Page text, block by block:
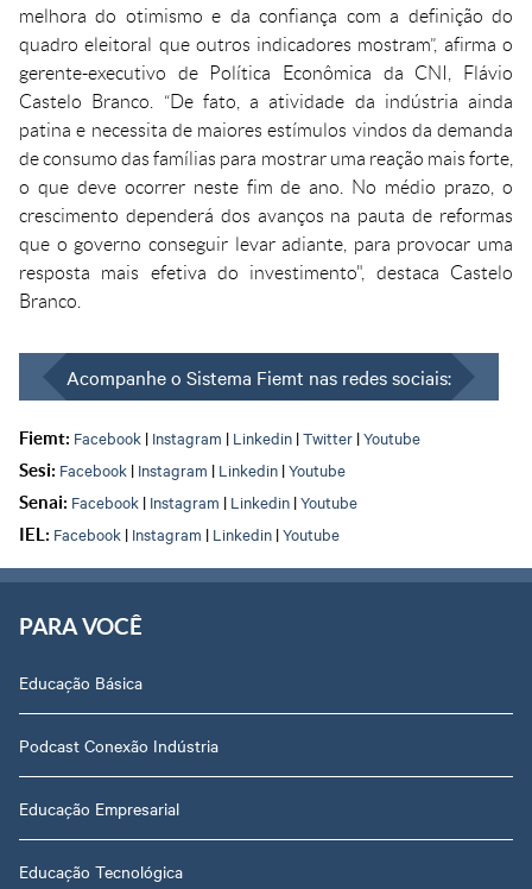
melhora do otimismo e da confiança com a definição do
quadro eleitoral que outros indicadores mostram”, afirma o
gerente-executivo de Política Econômica da CNI, Flávio
Castelo Branco. “De fato, a atividade da indústria ainda
patina e necessita de maiores estímulos vindos da demanda
de consumo das famílias para mostrar uma reação mais forte,
o que deve ocorrer neste fim de ano. No médio prazo, o
crescimento dependerá dos avanços na pauta de reformas
que o governo conseguir levar adiante, para provocar uma
resposta mais efetiva do investimento", destaca Castelo
Branco.
Acompanhe o Sistema Fiemt nas redes sociais:
Fiemt: Facebook | Instagram | Linkedin |Twitter |Youtube
Sesi: Facebook | Instagram | Linkedin |Youtube
Senai: Facebook | Instagram | Linkedin |Youtube
IEL: Facebook | Instagram | Linkedin |Youtube
PARA VOCÊ
Educação Básica
Podcast Conexão Indústria
Educação Empresarial
Educação Tecnológica